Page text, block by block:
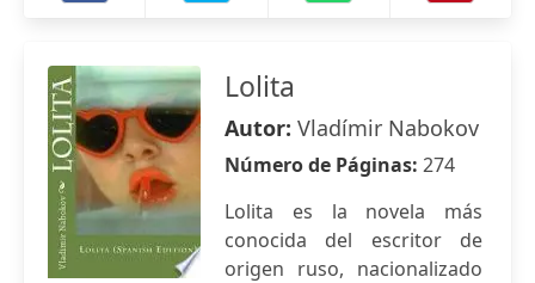
Lolita
Autor: Vladímir Nabokov
Número de Páginas: 274
Lolita es la novela más
conocida del escritor de
origen ruso, nacionalizado